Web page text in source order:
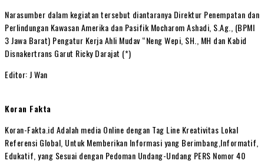
Narasumber dalam kegiatan tersebut diantaranya Direktur Penempatan dan
Perlindungan Kawasan Amerika dan Pasifik Mocharom Ashadi, S.Ag., (BPMI
3 Jawa Barat) Pengatur Kerja Ahli Mudav “Neng Wepi, SH., MH dan Kabid
Disnakertrans Garut Ricky Darajat (*)
Editor: J Wan
Koran Fakta
Koran-Fakta.id Adalah media Online dengan Tag Line Kreativitas Lokal
Referensi Global, Untuk Memberikan Informasi yang Berimbang,Informatif,
Edukatif, yang Sesuai dengan Pedoman Undang-Undang PERS Nomor 40